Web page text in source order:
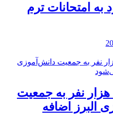
به امتحانات ترم
️سالانه ۱۲ هزار نفر به جمعیت
البرز اضافه